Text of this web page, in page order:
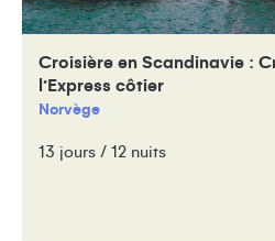
Croisière en Scandinavie :
l’Express côtier
Norvège
13 jours / 12 nuits